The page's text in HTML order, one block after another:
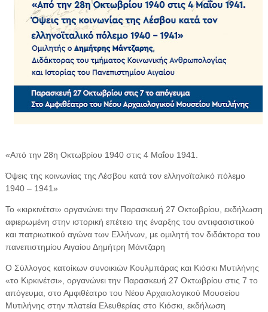
«Από την 28η Οκτωβρίου 1940 στις 4 Μαΐου 1941.
Όψεις της κοινωνίας της Λέσβου κατά τον ελληνοϊταλικό πόλεμο
1940 – 1941»
Το «κιρκινέτσι» οργανώνει την Παρασκευή 27 Οκτωβρίου, εκδήλωση
αφιερωμένη στην ιστορική επέτειο της έναρξης του αντιφασιστικού
και πατριωτικού αγώνα των Ελλήνων, με ομιλητή τον διδάκτορα του
πανεπιστημίου Αιγαίου Δημήτρη Μάντζαρη
Ο Σύλλογος κατοίκων συνοικιών Κουλμπάρας και Κιόσκι Μυτιλήνης
«το Κιρκινέτσι», οργανώνει την Παρασκευή 27 Οκτωβρίου στις 7 το
απόγευμα, στο Αμφιθέατρο του Νέου Αρχαιολογικού Μουσείου
Μυτιλήνης στην πλατεία Ελευθερίας στο Κιόσκι, εκδήλωση